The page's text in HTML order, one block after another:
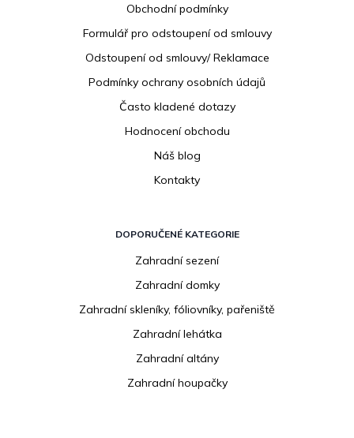
Obchodní podmínky
Formulář pro odstoupení od smlouvy
Odstoupení od smlouvy/ Reklamace
Podmínky ochrany osobních údajů
Často kladené dotazy
Hodnocení obchodu
Náš blog
Kontakty
DOPORUČENÉ KATEGORIE
Zahradní sezení
Zahradní domky
Zahradní skleníky, fóliovníky, pařeniště
Zahradní lehátka
Zahradní altány
Zahradní houpačky